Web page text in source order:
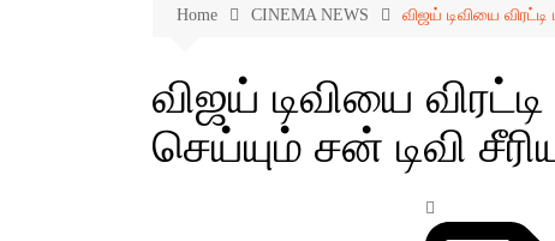
Home CINEMA NEWS விஜய் டிவியை
விஜய் டிவியை
செய்யும் சன் டிவி